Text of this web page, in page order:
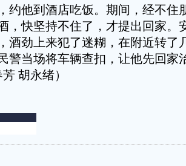
约他到酒店吃饭。期间，经不住
，快坚持不住了，才提出回家。
酒劲上来犯了迷糊，在附近转了
警当场将车辆查扣，让他先回家
胡永绪）